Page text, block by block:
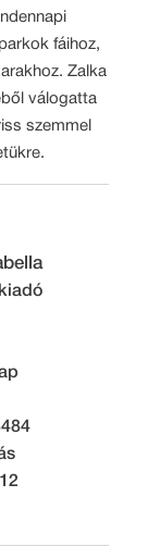
fáihoz,
Zalka
válogatta
szemmel